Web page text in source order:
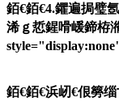
銆€銆€4.鑺遍挶璧
浠ｇ悊鍟嗗嵈鍗栫
銆€銆€浜屻€佷簩